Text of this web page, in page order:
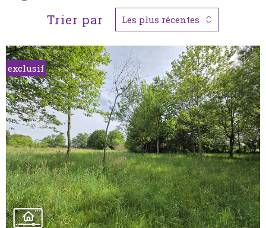
Trier par Les plus récentes
exclusif
voir le
bien